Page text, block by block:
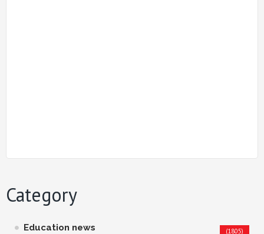
Category
Education news (1805)